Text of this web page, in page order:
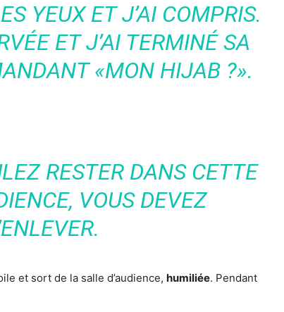
YEUX ET J’AI COMPRIS.
ET J’AI TERMINÉ SA
«MON HIJAB ?».
RESTER DANS CETTE
VOUS DEVEZ
et sort de la salle d’audience, humiliée. Pendant